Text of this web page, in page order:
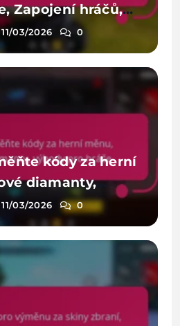
Zapojení hráčů,
11/03/2026 0
kódy za herní
diamanty,
11/03/2026 0